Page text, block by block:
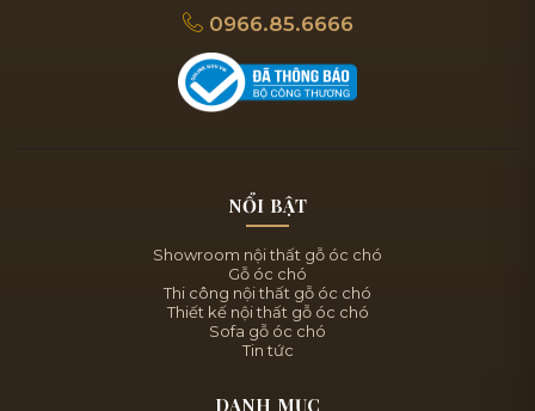
0966.85.6666
NỔI BẬT
Showroom nội thất gỗ óc chó
Gỗ óc chó
Thi công nội thất gỗ óc chó
Thiết kế nội thất gỗ óc chó
Sofa gỗ óc chó
Tin tức
DANH MỤC